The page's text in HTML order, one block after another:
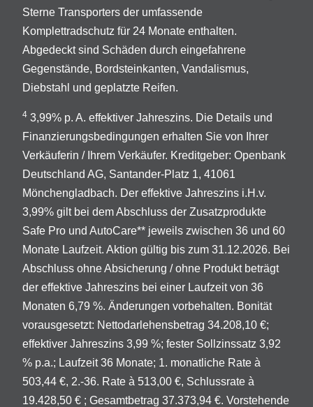
Sterne Transporters der umfassende
Komplettradschutz für 24 Monate enthalten.
Abgedeckt sind Schäden durch eingefahrene
Gegenstände, Bordsteinkanten, Vandalismus,
Diebstahl und geplatzte Reifen.
4 3,99% p. A. effektiver Jahreszins. Die Details und
Finanzierungsbedingungen erhalten Sie von Ihrer
Verkäuferin / Ihrem Verkäufer. Kreditgeber: Openbank
Deutschland AG, Santander-Platz 1, 41061
Mönchengladbach. Der effektive Jahreszins i.H.v.
3,99% gilt bei dem Abschluss der Zusatzprodukte
Safe Pro und AutoCare** jeweils zwischen 36 und 60
Monate Laufzeit. Aktion gültig bis zum 31.12.2026. Bei
Abschluss ohne Absicherung / ohne Produkt beträgt
der effektive Jahreszins bei einer Laufzeit von 36
Monaten 6,79 %. Änderungen vorbehalten. Bonität
vorausgesetzt: Nettodarlehensbetrag 34.208,10 €;
effektiver Jahreszins 3,99 %; fester Sollzinssatz 3,92
% p.a.; Laufzeit 36 Monate; 1. monatliche Rate à
503,44 €, 2.-36. Rate à 513,00 €, Schlussrate à
19.428,50 € ; Gesamtbetrag 37.373,94 €. Vorstehende